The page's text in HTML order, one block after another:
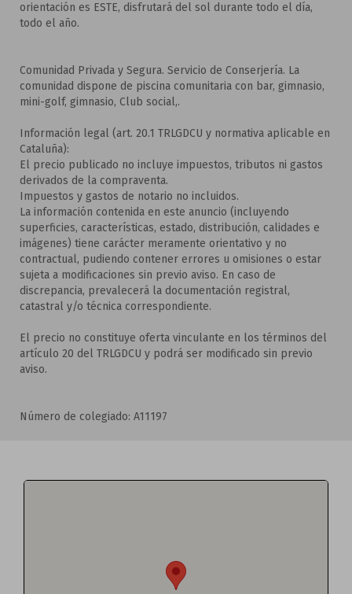
orientación es ESTE, disfrutará del sol durante todo el día,
todo el año.
Comunidad Privada y Segura. Servicio de Conserjería. La
comunidad dispone de piscina comunitaria con bar, gimnasio,
mini-golf, gimnasio, Club social,.
Información legal (art. 20.1 TRLGDCU y normativa aplicable en
Cataluña):
El precio publicado no incluye impuestos, tributos ni gastos
derivados de la compraventa.
Impuestos y gastos de notario no incluidos.
La información contenida en este anuncio (incluyendo
superficies, características, estado, distribución, calidades e
imágenes) tiene carácter meramente orientativo y no
contractual, pudiendo contener errores u omisiones o estar
sujeta a modificaciones sin previo aviso. En caso de
discrepancia, prevalecerá la documentación registral,
catastral y/o técnica correspondiente.
El precio no constituye oferta vinculante en los términos del
artículo 20 del TRLGDCU y podrá ser modificado sin previo
aviso.
Número de colegiado: A11197